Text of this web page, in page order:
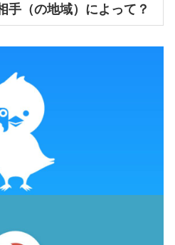
手（の地域）によって？